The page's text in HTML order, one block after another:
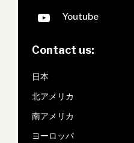
Contact us:
日本
北アメリカ
南アメリカ
ヨーロッパ